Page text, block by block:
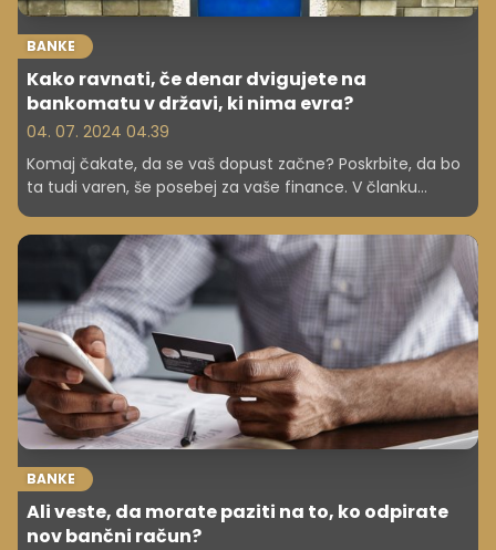
BANKE
Kako ravnati, če denar dvigujete na
bankomatu v državi, ki nima evra?
04. 07. 2024 04.39
Komaj čakate, da se vaš dopust začne? Poskrbite, da bo
ta tudi varen, še posebej za vaše finance. V članku
konverziji valute, če se odpravljate na območje, kjer ni
BANKE
Ali veste, da morate paziti na to, ko odpirate
nov bančni račun?